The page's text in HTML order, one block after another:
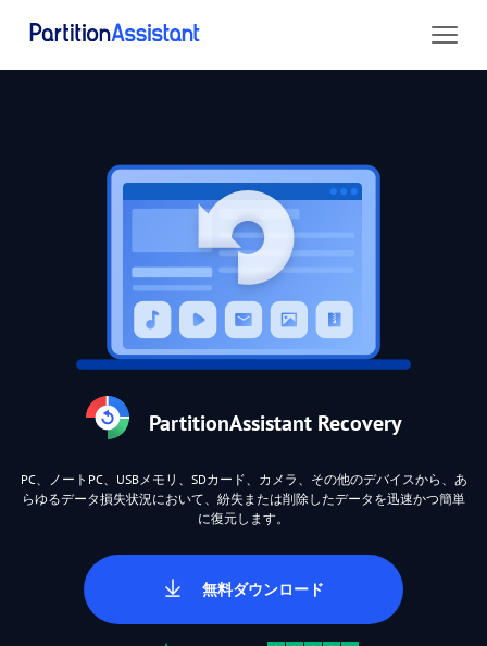
PartitionAssistant Recovery
PC、ノートPC、USBメモリ、SDカード、カメラ、その他のデバイスから、あ
らゆるデータ損失状況において、紛失または削除したデータを迅速かつ簡単
に復元します。
無料ダウンロード